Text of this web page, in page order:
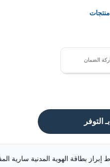
الضمان
التوفر
إبراز بطاقة الهوية المدنية سارية